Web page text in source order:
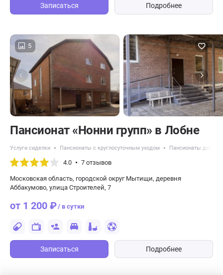
Записаться Подробнее
5
Пансионат «Нонни групп» в Лобне
Услуги сиделки Пансионаты с круглосуточным уходом Пансионаты для
4.0 7 отзывов
Московская область, городской округ Мытищи, деревня
Аббакумово, улица Строителей, 7
от 1 200 ₽/ в сутки
Записаться Подробнее